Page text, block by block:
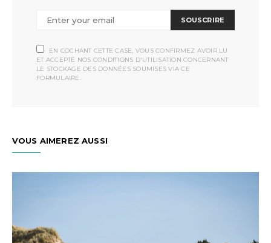
SOUSCRIRE
EN COCHANT CETTE CASE, VOUS CONFIRMEZ AVOIR LU
ET ACCEPTÉ NOS CONDITIONS D'UTILISATION CONCERNANT
LE STOCKAGE DES DONNÉES SOUMISES VIA CE
FORMULAIRE.
VOUS AIMEREZ AUSSI